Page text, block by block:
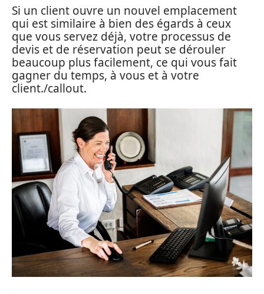
Si un client ouvre un nouvel emplacement
qui est similaire à bien des égards à ceux
que vous servez déjà, votre processus de
devis et de réservation peut se dérouler
beaucoup plus facilement, ce qui vous fait
gagner du temps, à vous et à votre
client./callout.